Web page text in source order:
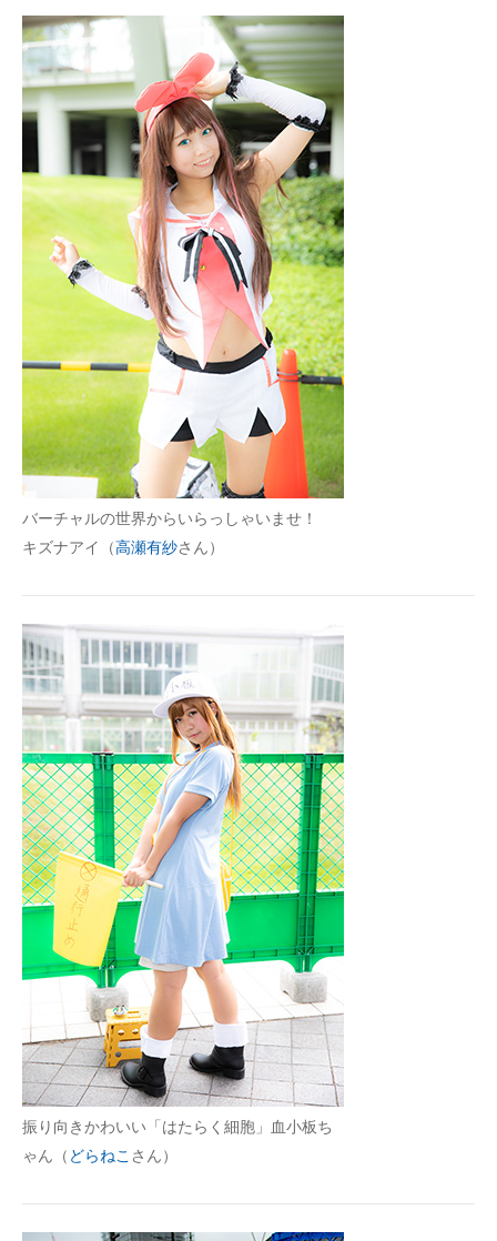
マーケ×ITの今がよく分かる
ITエンジニア向け専門サイト
企業向けIT製品の総合サイト
IT製品の技術・比較・事例
製造業のIT導入・活用を支援
モノづくり技術者専門サイト
エレクトロニクス専門サイト
電子設計の基本と応用
エネルギーの専門メディア
建設×テクノロジーの最前線
ちょっと気になるネットの話題
バーチャルの世界からいらっしゃいませ！
キズナアイ（高瀬有紗さん）
振り向きかわいい「はたらく細胞」血小板ち
ゃん（ どらねこ さん）